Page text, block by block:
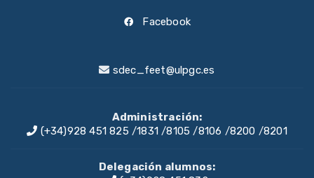
Facebook
sdec_feet@ulpgc.es
Administración:
(+34)928 451 825 /1831/8105 /8106 /8200 /8201
Delegación alumnos: